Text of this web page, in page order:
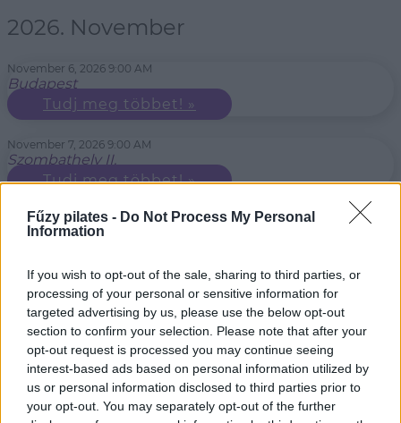
Fűzy pilates - Do Not Process My Personal
Information
If you wish to opt-out of the sale, sharing to third parties, or
processing of your personal or sensitive information for
targeted advertising by us, please use the below opt-out
section to confirm your selection. Please note that after your
opt-out request is processed you may continue seeing
interest-based ads based on personal information utilized by
us or personal information disclosed to third parties prior to
your opt-out. You may separately opt-out of the further
2026. November
November 6, 2026 9:00 AM
Budapest
Tudj meg többet! »
November 7, 2026 9:00 AM
Szombathely II.
Tudj meg többet! »
November 7, 2026 9:00 AM
Budapest
November 7, 2026 9:00 AM
Győr
Tudj meg többet! »
SCHULUNGEN